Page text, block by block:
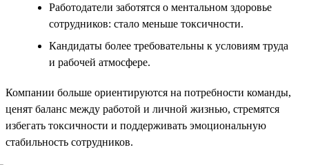
Работодатели заботятся о ментальном здоровье
сотрудников: стало меньше токсичности.
Кандидаты более требовательны к условиям труда
и рабочей атмосфере.
Компании больше ориентируются на потребности команды,
ценят баланс между работой и личной жизнью, стремятся
избегать токсичности и поддерживать эмоциональную
стабильность сотрудников.